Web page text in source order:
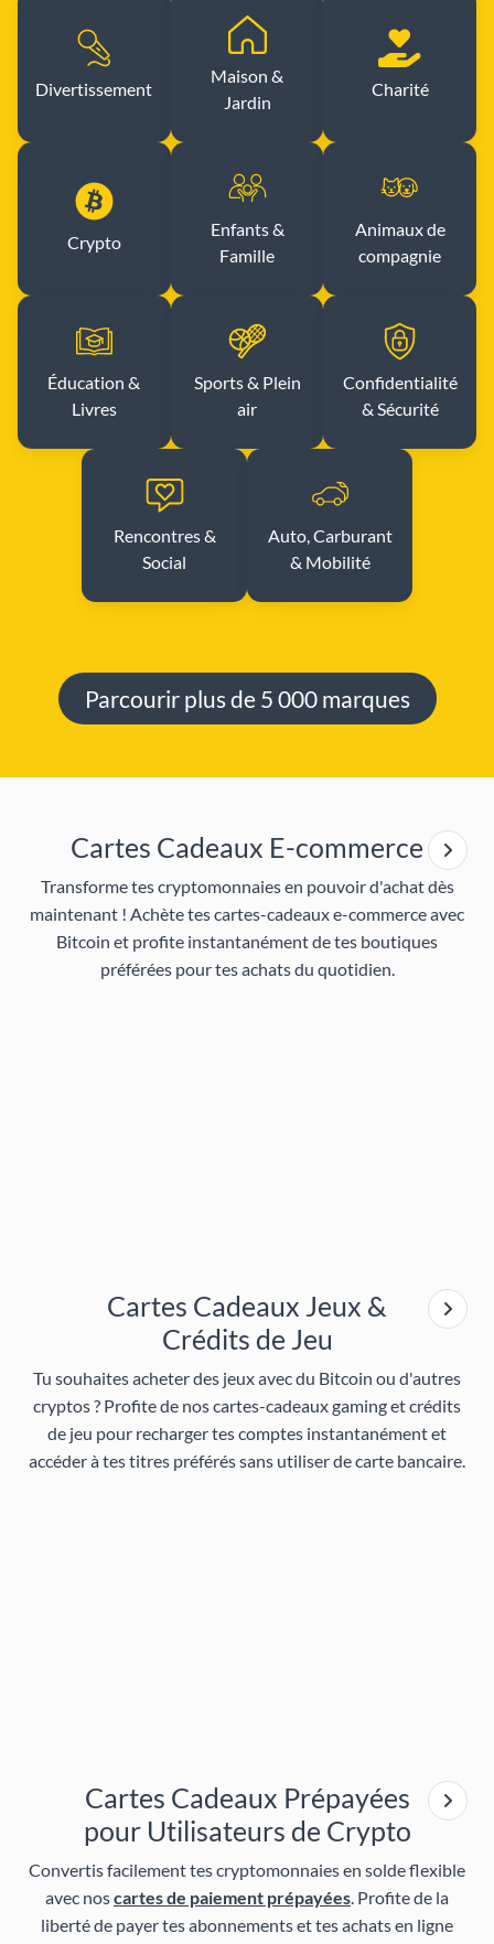
Divertissement
Maison &
Jardin
Charité
Crypto
Enfants &
Famille
Animaux de
compagnie
Éducation &
Livres
Sports & Plein
air
Confidentialité
& Sécurité
Rencontres &
Social
Auto, Carburant
& Mobilité
Parcourir plus de 5 000 marques
Cartes Cadeaux E-commerce
Transforme tes cryptomonnaies en pouvoir d'achat dès
maintenant ! Achète tes cartes-cadeaux e-commerce avec
Bitcoin et profite instantanément de tes boutiques
préférées pour tes achats du quotidien.
Cartes Cadeaux Jeux &
Crédits de Jeu
Tu souhaites acheter des jeux avec du Bitcoin ou d'autres
cryptos ? Profite de noscartes-cadeaux gaming et crédits
de jeu pour recharger tes comptes instantanément et
accéder à tes titres préférés sans utiliser de carte bancaire.
Cartes Cadeaux Prépayées
pour Utilisateurs de Crypto
Convertis facilement tes cryptomonnaies en solde flexible
avec noscartes de paiement prépayées. Profite de la
liberté de payer tes abonnements et tes achats en ligne